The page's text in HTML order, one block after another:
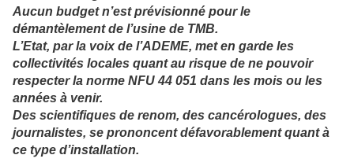
Aucun budget n’est prévisionné pour le
démantèlement de l’usine de TMB.
L’Etat, par la voix de l’ADEME, met en garde les
collectivités locales quant au risque de ne pouvoir
respecter la norme NFU 44 051 dans les mois ou les
années à venir.
Des scientifiques de renom, des cancérologues, des
journalistes, se prononcent défavorablement quant à
ce type d’installation.